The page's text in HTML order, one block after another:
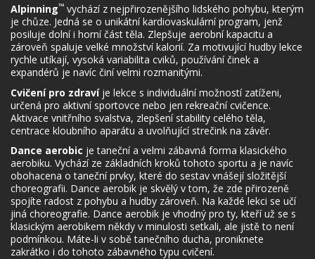
Alpinning™ vychází z nejpřirozenějšího lidského pohybu, kterým
je chůze. Jedná se o unikátní kardiovaskulární program, jenž
posiluje dolní i horní část těla. Zlepšuje aerobní kapacitu a
zároveň spaluje velké množství kalorií. Za motivující hudby lekce
rychle utíkají, vysoká variabilita cviků, používání činek a
expandérů je navíc činí velmi rozmanitými.
Cvičení pro zdravíje lekce s individuální možností zatíženi,
určená pro aktivní sportovce nebo jen rekreační cvičence.
Aktivace vnitřního svalstva, zlepšení stability celého těla,
centrace kloubního aparátu a uvolňující strečink na závěr.
Dance aerobic je taneční a velmi zábavná forma klasického
aerobiku. Vychází ze základních kroků tohoto sportu a je navíc
obohacena o taneční prvky, které do sestav vnášejí složitější
choreografii. Dance aerobik je skvělý v tom, že zde přirozeně
spojíte radost z pohybu a hudby zároveň. Na každé lekci se učí
jiná choreografie. Dance aerobik je vhodný pro ty, kteří už se s
klasickým aerobikem někdy v minulosti setkali, ale jistě to není
podmínkou. Máte-li v sobě tanečního ducha, proniknete
zakrátko i do tohoto zábavného typu cvičení.